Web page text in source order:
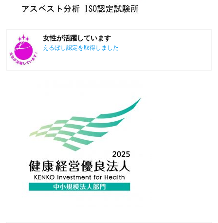
女性が活躍しています
えるぼし認定を取得しました